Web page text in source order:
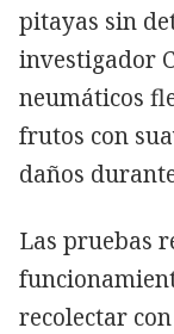
pitayas sin
investigador
neumáticos
frutos con
daños
Las pruebas
recolectar